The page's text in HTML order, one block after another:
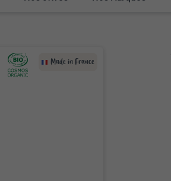
Made in France